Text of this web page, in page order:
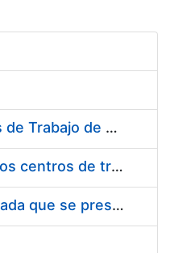
Suministro de Protectores Auditivos a medida para las personas trabajadoras de los Centros de Trabajo de Madrid y Burgos
Suministro de gafas graduadas antiproyecciones para los trabajadores de la FNMT-RCM en los centros de trabajo de Madrid y Burgos
Servicios de una empresa externa para el asesoramiento y resolución de los recursos de alzada que se presentan relacionados con procesos de selección para la FNMT-RCM